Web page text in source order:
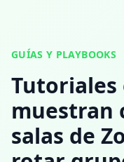
GUÍAS Y PLAYBOOKS
muestran
salas de